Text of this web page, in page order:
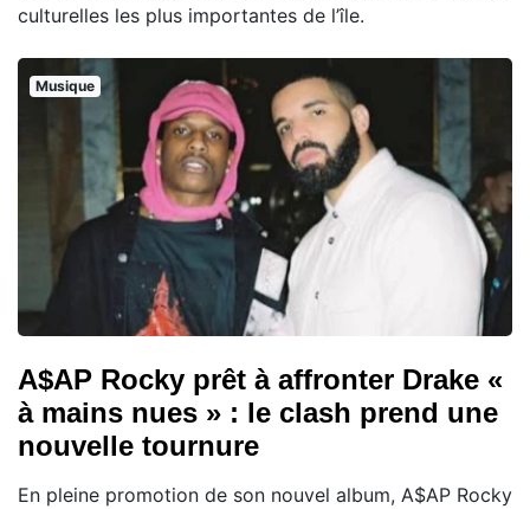
culturelles les plus importantes de l’île.
Musique
A$AP Rocky prêt à affronter Drake «
à mains nues » : le clash prend une
nouvelle tournure
En pleine promotion de son nouvel album, A$AP Rocky